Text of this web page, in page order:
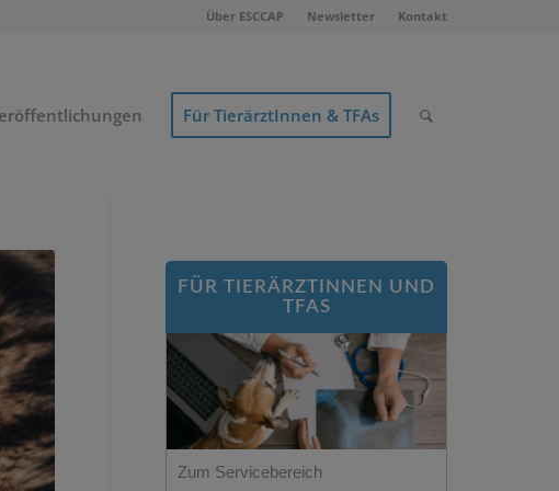
Über ESCCAP Newsletter Kontakt
Für TierärztInnen & TFAs
FÜR TIERÄRZTINNEN UND
TFAS
Zum Servicebereich